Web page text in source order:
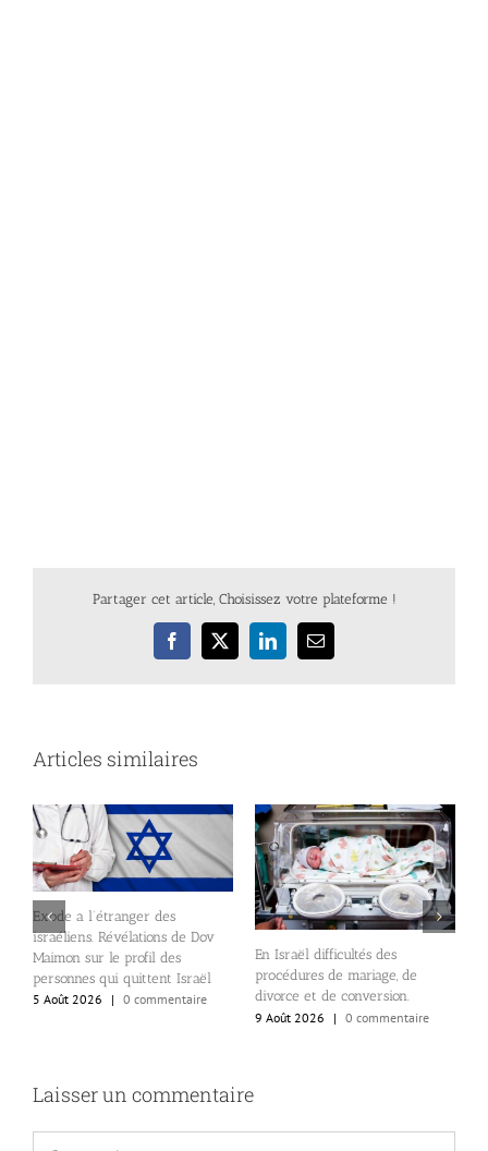
Partager cet article, Choisissez votre plateforme !
Facebook
X LinkedInEmail
Articles similaires
Exode a l’étranger des
israéliens. Révélations de Dov
Maimon sur le profil des
personnes qui quittent Israël
5 Août 2026
| 0 commentaire
En Israël difficultés des
procédures de mariage, de
divorce et de conversion.
9 Août 2026
| 0 commentaire
Laisser un commentaire